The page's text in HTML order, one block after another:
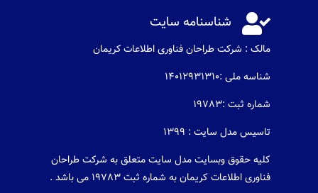
 شناسنامه سایت
مالک : شرکت طراحان فناوری اطلاعات كريمان
شناسه ملی :14012931310
شماره ثبت :19783
تاسیس مدل سایت : 1399
کلیه حقوق وبسایت مدل سایت متعلق به شرکت طراحان
فناوری اطلاعات کریمان به شماره ثبت 19783 می باشد .